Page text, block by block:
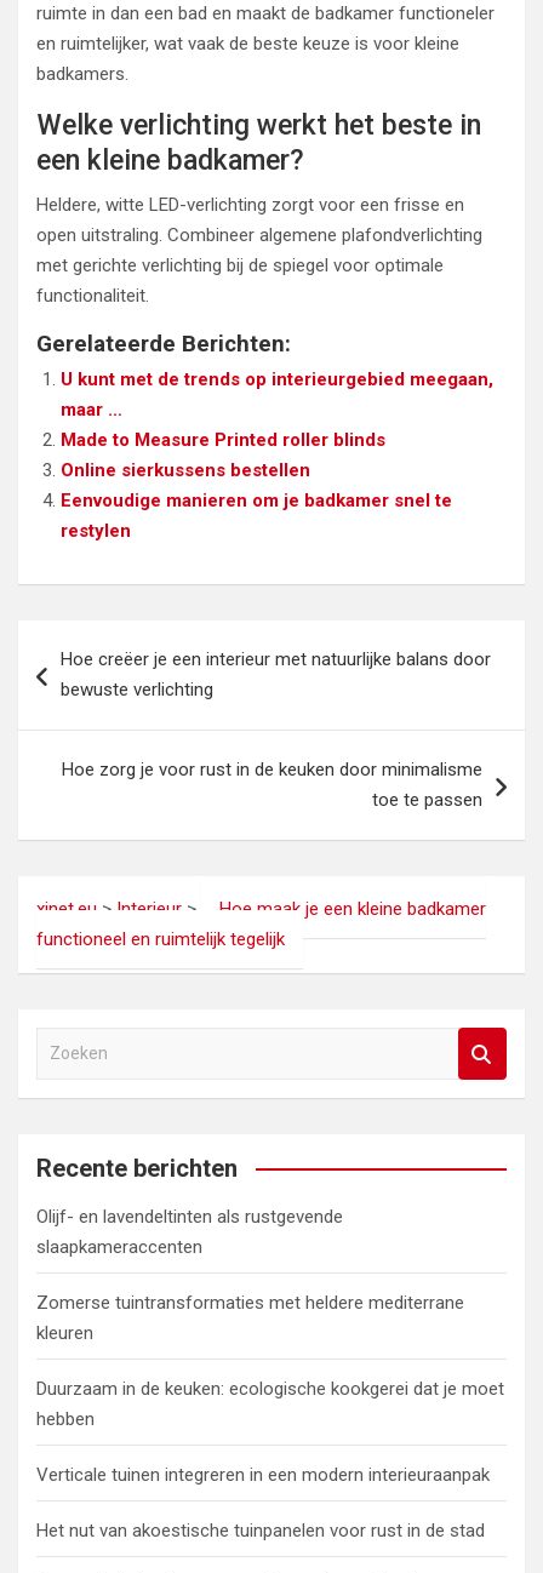
ruimte in dan een bad en maakt de badkamer functioneler
en ruimtelijker, wat vaak de beste keuze is voor kleine
badkamers.
Welke verlichting werkt het beste in
een kleine badkamer?
Heldere, witte LED-verlichting zorgt voor een frisse en
open uitstraling. Combineer algemene plafondverlichting
met gerichte verlichting bij de spiegel voor optimale
functionaliteit.
Gerelateerde Berichten:
U kunt met de trends op interieurgebied meegaan,
maar …
Made to Measure Printed roller blinds
Online sierkussens bestellen
Eenvoudige manieren om je badkamer snel te
restylen
navigatie
Hoe creëer je een interieur met natuurlijke balans door
bewuste verlichting
Hoe zorg je voor rust in de keuken door minimalisme
toe te passen
xinet.eu > Interieur >
Hoe maak je een kleine badkamer
functioneel en ruimtelijk tegelijk
e
e
Recente berichten
Olijf- en lavendeltinten als rustgevende
slaapkameraccenten
Zomerse tuintransformaties met heldere mediterrane
kleuren
Duurzaam in de keuken: ecologische kookgerei dat je moet
hebben
Verticale tuinen integreren in een modern interieuraanpak
Het nut van akoestische tuinpanelen voor rust in de stad